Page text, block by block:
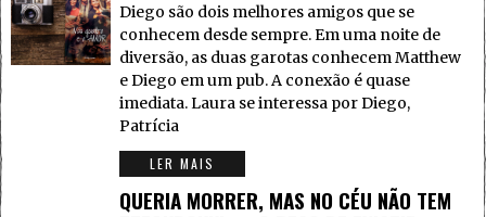
Diego são dois melhores amigos que se
conhecem desde sempre. Em uma noite de
diversão, as duas garotas conhecem Matthew
e Diego em um pub. A conexão é quase
imediata. Laura se interessa por Diego,
Patrícia
LER MAIS
QUERIA MORRER, MAS NO CÉU NÃO TEM